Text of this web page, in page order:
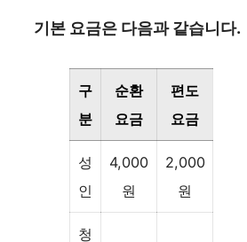
기본 요금은 다음과 같습니다.
구
분
순환
요금
편도
요금
성
인
4,000
원
2,000
원
청